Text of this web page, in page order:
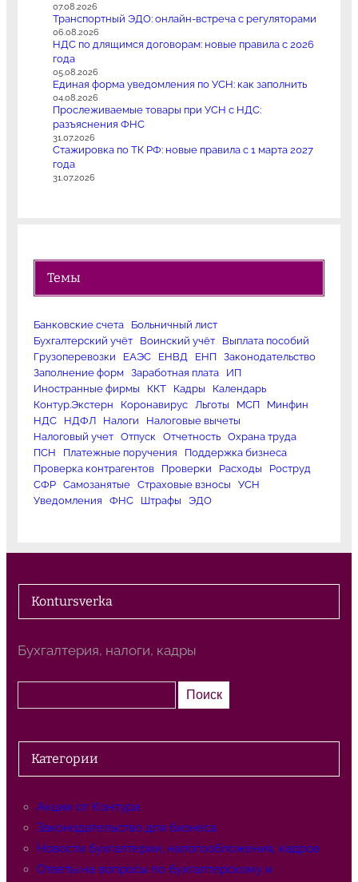
07.08.2026
Транспортный ЭДО: онлайн-встреча с регуляторами
06.08.2026
НДС по длящимся договорам: новые правила с 2026
года
05.08.2026
Единая форма уведомления по УСН: как заполнить
04.08.2026
Прослеживаемые товары при УСН с НДС:
разъяснения ФНС
31.07.2026
Стажировка по ТК РФ: новые правила с 1 марта 2027
года
31.07.2026
Темы
Банковские счета
Больничный лист
Бухгалтерский учёт
Воинский учёт
Выплата пособий
Грузоперевозки
ЕАЭС ЕНВД ЕНП
Законодательство
Заполнение форм
Заработная плата
ИП
Иностранные фирмы
ККТ Кадры
Календарь
Контур.Экстерн
Коронавирус Льготы МСП
Минфин
НДС
НДФЛ Налоги
Налоговые вычеты
Налоговый учет
Отпуск Отчетность
Охрана труда
ПСН
Платежные поручения
Поддержка бизнеса
Проверка контрагентов
Проверки Расходы
Роструд
СФР
Самозанятые Страховые взносы
УСН
Уведомления
ФНС Штрафы ЭДО
Kontursverka
Бухгалтерия, налоги, кадры
о
к
Поиск
Категории
Акции от Контура
Законодательство для бизнеса
Новости бухгалтерии, налогообложения, кадров
Ответы на вопросы по бухгалтерскому и